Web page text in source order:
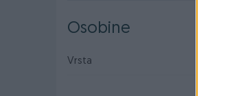
Osobine
Vrsta